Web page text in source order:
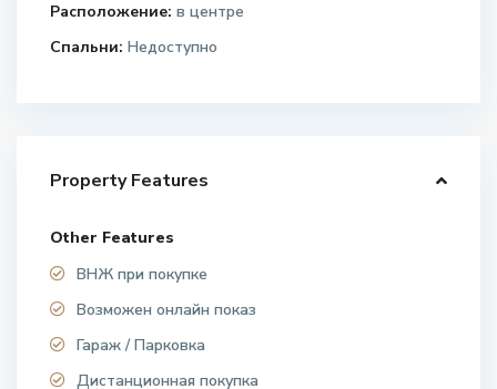
Расположение: в центре
Спальни: Недоступно
Property Features
Other Features
ВНЖ при покупке
Возможен онлайн показ
Гараж / Парковка
Дистанционная покупка